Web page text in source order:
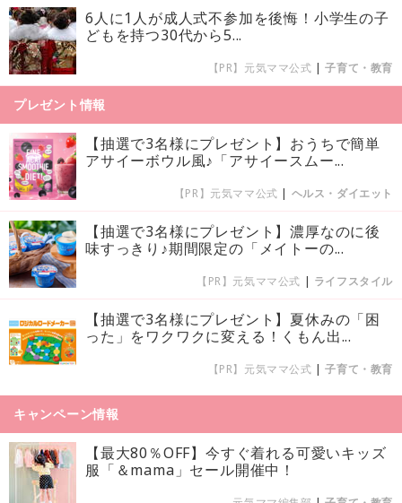
6人に1人が成人式不参加を後悔！小学生の子
どもを持つ30代から5...
【PR】元気ママ公式 |子育て・教育
プレゼント情報
【抽選で3名様にプレゼント】おうちで簡単
アサイーボウル風♪「アサイースムー...
【PR】元気ママ公式 | ヘルス・ダイエット
【抽選で3名様にプレゼント】濃厚なのに後
味すっきり♪期間限定の「メイトーの...
【PR】元気ママ公式 | ライフスタイル
【抽選で3名様にプレゼント】夏休みの「困
った」をワクワクに変える！くもん出...
【PR】元気ママ公式 |子育て・教育
キャンペーン情報
【最大80％OFF】今すぐ着れる可愛いキッズ
服「＆mama」セール開催中！